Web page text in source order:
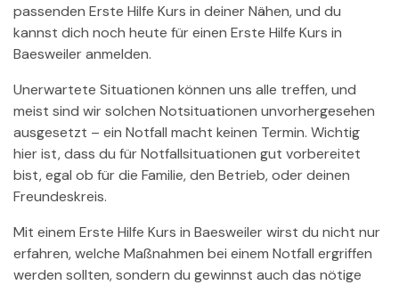
passenden Erste Hilfe Kurs in deiner Nähen, und du
kannst dich noch heute für einen Erste Hilfe Kurs in
Baesweiler anmelden.
Unerwartete Situationen können uns alle treffen, und
meist sind wir solchen Notsituationen unvorhergesehen
ausgesetzt – ein Notfall macht keinen Termin. Wichtig
hier ist, dass du für Notfallsituationen gut vorbereitet
bist, egal ob für die Familie, den Betrieb, oder deinen
Freundeskreis.
Mit einem Erste Hilfe Kurs in Baesweiler wirst du nicht nur
erfahren, welche Maßnahmen bei einem Notfall ergriffen
werden sollten, sondern du gewinnst auch das nötige